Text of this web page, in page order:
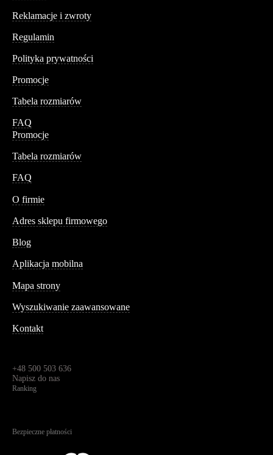
Reklamacje i zwroty
Regulamin
Polityka prywatności
Promocje
Tabela rozmiarów
FAQ
Promocje
Tabela rozmiarów
FAQ
O firmie
Adres sklepu firmowego
Blog
Aplikacja mobilna
Mapa strony
Wyszukiwanie zaawansowane
Kontakt
+48 500 503 636
Napisz do nas
Ranking
Bezpieczne płatności